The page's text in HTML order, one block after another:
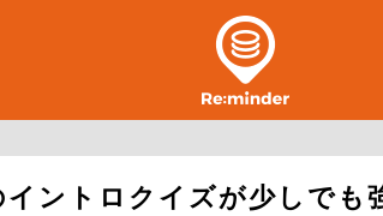
ントロクイズが少しでも